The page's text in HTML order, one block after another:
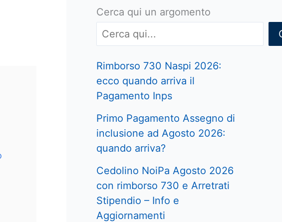
Cerca qui un argomento
Rimborso 730 Naspi 2026:
ecco quando arriva il
Pagamento Inps
Primo Pagamento Assegno di
inclusione ad Agosto 2026:
quando arriva?
Cedolino NoiPa Agosto 2026
con rimborso 730 e Arretrati
Stipendio – Info e
Aggiornamenti